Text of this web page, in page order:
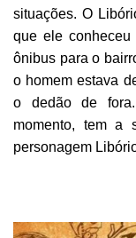
situações. O
que ele
ônibus para o
o homem estava
o dedão de
momento, tem a
personagem